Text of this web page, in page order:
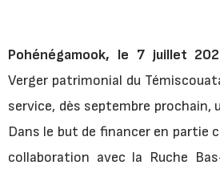
Pohénégamook, le 7 juillet
Verger patrimonial du
service, dès septembre prochain,
Dans le but de financer en partie
collaboration avec la Ruche